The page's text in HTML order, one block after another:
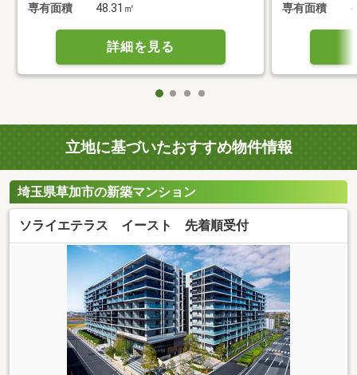
専有面積
48.31㎡
詳細を見る
専有面積
立地に基づいたおすすめ物件情報
埼玉県草加市の新築マンション
ソライエテラス イースト 先着順受付